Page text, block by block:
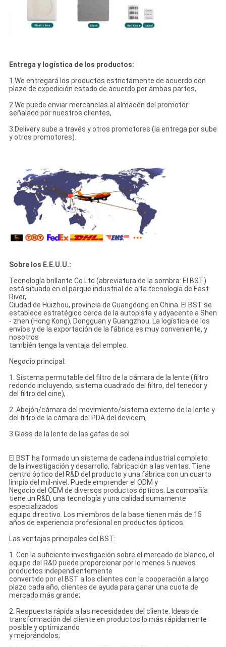
Entrega y logística de los productos:
1.We entregará los productos estrictamente de acuerdo con
plazo de expedición estado de acuerdo por ambas partes,
2.We puede enviar mercancías al almacén del promotor
señalado por nuestros clientes,
3.Delivery sube a través y otros promotores (la entrega por sube
y otros promotores).
Sobre los E.E.U.U.:
Tecnología brillante Co.Ltd (abreviatura de la sombra: El BST)
está situado en el parque industrial de alta tecnología de East
River,
Ciudad de Huizhou, provincia de Guangdong en China. El BST se
establece estratégico cerca de la autopista y adyacente a Shen
- zhen (Hong Kong), Dongguan y Guangzhou. La logística de los
envíos y de la exportación de la fábrica es muy conveniente, y
nosotros
también tenga la ventaja del empleo.
Negocio principal:
1. Sistema permutable del filtro de la cámara de la lente (filtro
redondo incluyendo, sistema cuadrado del filtro, del tenedor y
del filtro del cine),
2. Abejón/cámara del movimiento/sistema externo de la lente y
del filtro de la cámara del PDA del devicem,
3.Glass de la lente de las gafas de sol
El BST ha formado un sistema de cadena industrial completo
de la investigación y desarrollo, fabricación a las ventas. Tiene
centro óptico del R&D del producto y una fábrica con un cuarto
limpio del mil-nivel. Puede emprender el ODM y
Negocio del OEM de diversos productos ópticos. La compañía
tiene un R&D, una tecnología y una calidad sumamente
especializados
equipo directivo. Los miembros de la base tienen más de 15
años de experiencia profesional en productos ópticos.
Las ventajas principales del BST:
1. Con la suficiente investigación sobre el mercado de blanco, el
equipo del R&D puede proporcionar por lo menos 5 nuevos
productos independientemente
convertido por el BST a los clientes con la cooperación a largo
plazo cada año, clientes de ayuda para ganar una cuota de
mercado más grande;
2. Respuesta rápida a las necesidades del cliente. Ideas de
transformación del cliente en productos lo más rápidamente
posible y optimizando
y mejorándolos;